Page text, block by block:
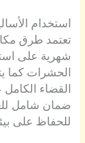
استخدام
تعتمد طرق
شهرية على
الحشرات كما
القضاء
ضمان شامل
للحفاظ على